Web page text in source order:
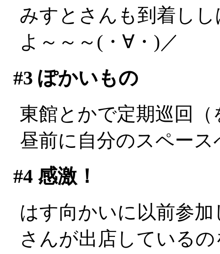
みすとさんも到着し
よ～～～(・∀・)／
#3 ぽかいもの
東館とかで定期巡回（
昼前に自分のスペース
#4感激！
はす向かいに以前参
さんが出店している